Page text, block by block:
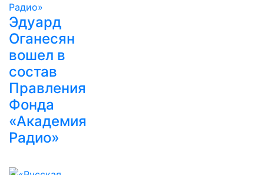
Эдуард
Оганесян
вошел в
состав
Правления
Фонда
«Академия
Радио»